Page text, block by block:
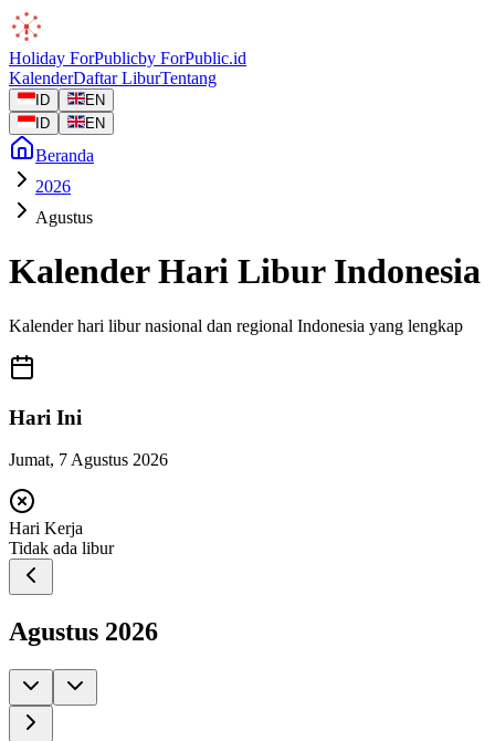
Holiday ForPublicby ForPublic.id
KalenderDaftar LiburTentang
ID
EN
ID
EN
Beranda
2026
Agustus
Kalender Hari Libur Indonesia
Kalender hari libur nasional dan regional Indonesia yang lengkap
Hari Ini
Jumat, 7 Agustus 2026
Hari Kerja
Tidak ada libur
Agustus 2026